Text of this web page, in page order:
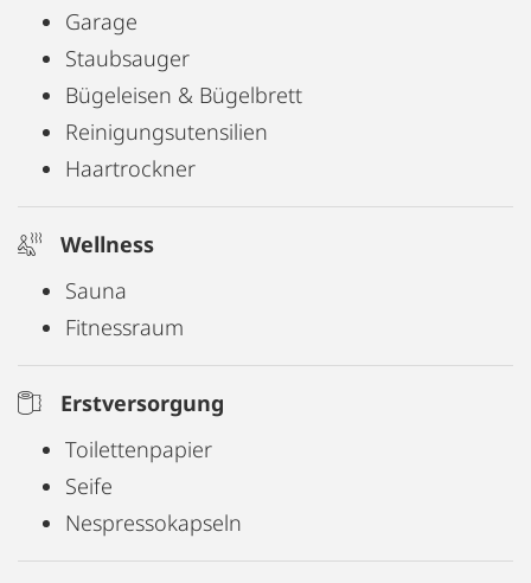
Garage
Staubsauger
Bügeleisen & Bügelbrett
Reinigungsutensilien
Haartrockner
Wellness
Sauna
Fitnessraum
Erstversorgung
Toilettenpapier
Seife
Nespressokapseln